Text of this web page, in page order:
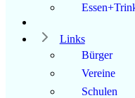
Links
Bürger
Vereine
Schulen